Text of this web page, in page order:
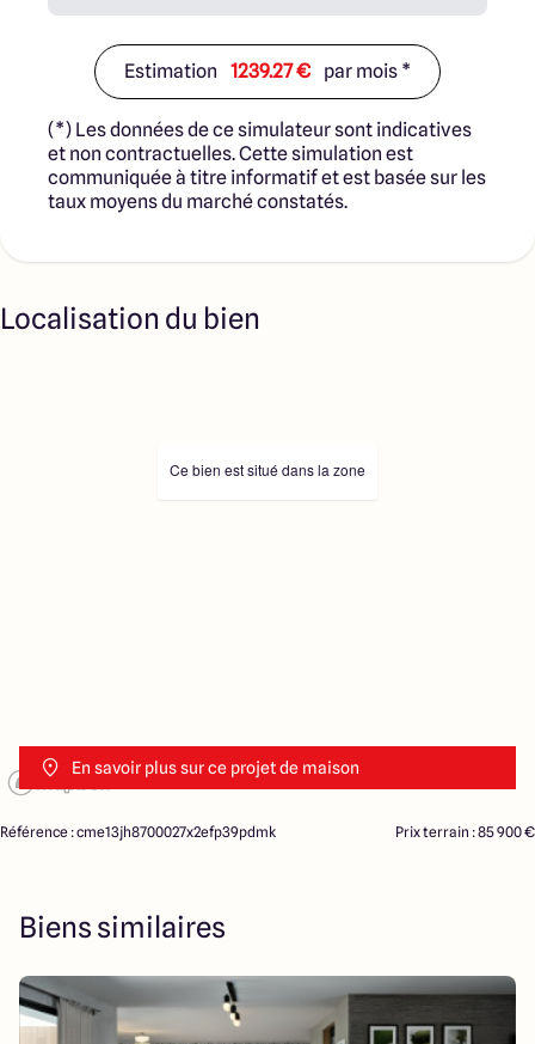
Estimation 1239.27 € par mois *
(*) Les données de ce simulateur sont indicatives
et non contractuelles. Cette simulation est
communiquée à titre informatif et est basée sur les
taux moyens du marché constatés.
Localisation du bien
En savoir plus sur ce projet de maison
Ce bien est situé dans la zone
Référence : cme13jh8700027x2efp39pdmk Prix terrain : 85 900 €
Biens similaires